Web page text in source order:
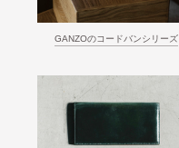
GANZOのコードバンシリーズ